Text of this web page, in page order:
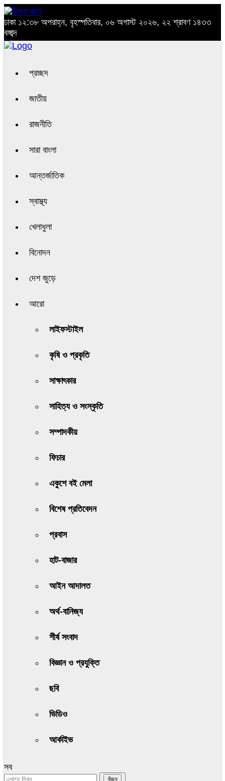
ঢাকা ১২:৩৮ অপরাহ্ন, বৃহস্পতিবার, ০৬ অগাস্ট ২০২৬, ২২ শ্রাবণ ১৪৩৩
বঙ্গাব্দ
প্রচ্ছদ
জাতীয়
রাজনীতি
সারা বাংলা
আন্তর্জাতিক
স্বাস্থ্য
খেলাধুলা
বিনোদন
দেশ জুড়ে
আরো
লাইফস্টাইল
কৃষি ও প্রকৃতি
সাক্ষাৎকার
সাহিত্য ও সংস্কৃতি
সম্পাদকীয়
ফিচার
একুশে বই মেলা
বিশেষ প্রতিবেদন
প্রবাস
হাট-বাজার
আইন আদালত
অর্থ-বানিজ্য
শীর্ষ সংবাদ
বিজ্ঞান ও প্রযুক্তি
ছবি
ভিডিও
আর্কাইভ
সব